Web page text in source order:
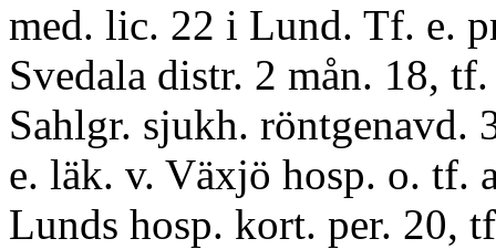
med. lic. 22 i Lund. Tf. e.
Svedala distr. 2 mån. 18,
Sahlgr. sjukh. röntgenavd.
e. läk. v. Växjö hosp. o. tf.
Lunds hosp. kort. per. 20,